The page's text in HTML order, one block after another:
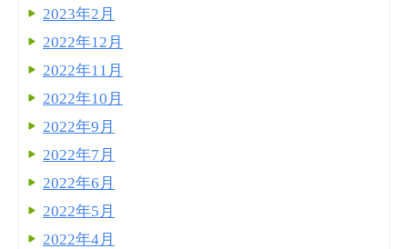
2023年2月
2022年12月
2022年11月
2022年10月
2022年9月
2022年7月
2022年6月
2022年5月
2022年4月